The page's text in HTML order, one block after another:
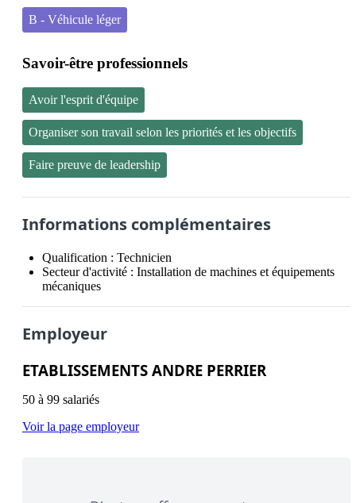
B - Véhicule léger
Savoir-être professionnels
Avoir l'esprit d'équipe
Organiser son travail selon les priorités et les objectifs
Faire preuve de leadership
Informations complémentaires
Qualification : Technicien
Secteur d'activité : Installation de machines et équipements
mécaniques
Employeur
ETABLISSEMENTS ANDRE PERRIER
50 à 99 salariés
Voir la page employeur